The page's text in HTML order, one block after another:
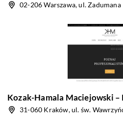
02-206 Warszawa, ul.
Kozak-Hamala Maciejowski –
31-060 Kraków, ul. św.